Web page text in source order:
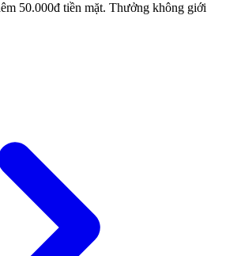
50.000đ tiền mặt. Thưởng không giới